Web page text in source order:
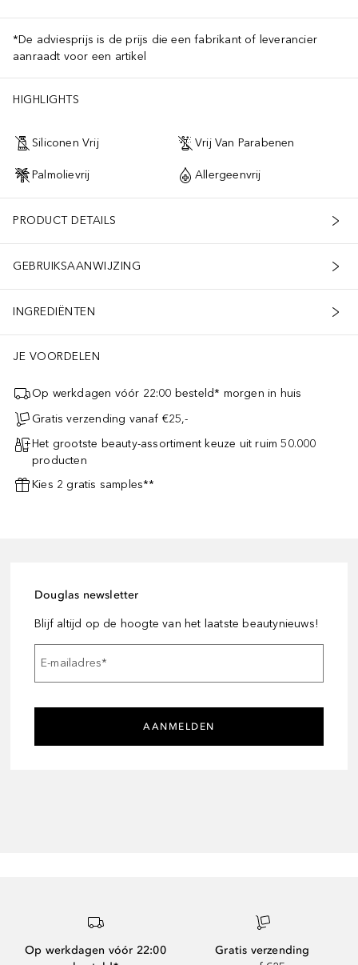
*De adviesprijs is de prijs die een fabrikant of leverancier
aanraadt voor een artikel
HIGHLIGHTS
Siliconen Vrij Vrij Van Parabenen
Palmolievrij Allergeenvrij
PRODUCT DETAILS
GEBRUIKSAANWIJZING
INGREDIËNTEN
JE VOORDELEN
Op werkdagen vóór 22:00 besteld* morgen in huis
Gratis verzending vanaf €25,-
Het grootste beauty-assortiment keuze uit ruim 50.000
producten
Kies 2 gratis samples**
Douglas newsletter
Blijf altijd op de hoogte van het laatste beautynieuws!
E-mailadres*
AANMELDEN
Op werkdagen vóór 22:00
Gratis verzending